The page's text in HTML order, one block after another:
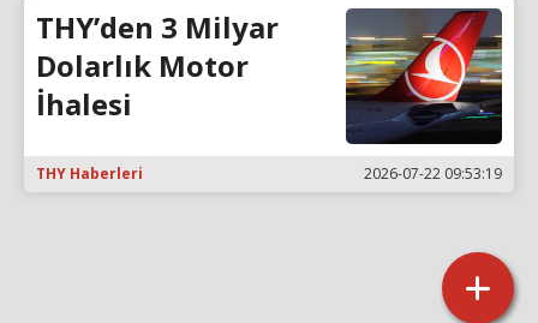
THY’den 3 Milyar
Dolarlık Motor
İhalesi
THY Haberleri 2026-07-22 09:53:19